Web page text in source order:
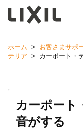
ホーム > お客さまサポ
テリア > カーポート・
カーポート
音がする